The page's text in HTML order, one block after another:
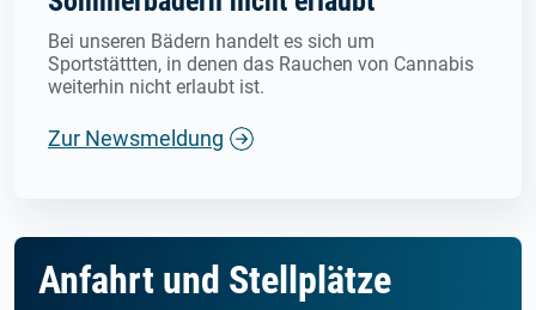
Bei unseren Bädern handelt es sich um
Sportstättten, in denen das Rauchen von Cannabis
weiterhin nicht erlaubt ist.
Zur Newsmeldung
Anfahrt und Stellplätze